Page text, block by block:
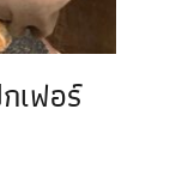
เฟอร์